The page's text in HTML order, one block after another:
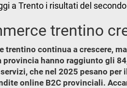
a Trento i risultati del
trentino
trentino continua a crescere,
provincia hanno raggiunto gli
che nel 2025 pesano per
online B2C provinciali.